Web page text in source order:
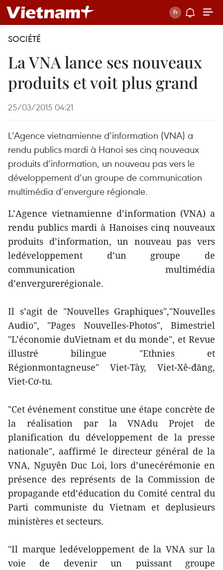
SOCIÉTÉ
La VNA lance ses nouveaux
produits et voit plus grand
25/03/2015 04:21
L’Agence vietnamienne d’information (VNA) a
rendu publics mardi à Hanoi ses cinq nouveaux
produits d’information, un nouveau pas vers le
développement d’un groupe de communication
multimédia d’envergure régionale.
L’Agence vietnamienne d’information (VNA) a
rendu publics mardi à Hanoises cinq nouveaux
produits d’information, un nouveau pas vers
ledéveloppement d’un groupe de
communication multimédia
d’envergurerégionale.
Il s’agit de "Nouvelles Graphiques","Nouvelles
Audio", "Pages Nouvelles-Photos", Bimestriel
"L’économie duVietnam et du monde", et Revue
illustré bilingue "Ethnies et
Régionmontagneuse" Viet-Tày, Viet-Xê-đăng,
Viet-Cơ-tu.
"Cet événement constitue une étape concrète de
la réalisation par la VNAdu Projet de
planification du développement de la presse
nationale", aaffirmé le directeur général de la
VNA, Nguyên Duc Loi, lors d’unecérémonie en
présence des représents de la Commission de
propagande etd’éducation du Comité central du
Parti communiste du Vietnam et deplusieurs
ministères et secteurs.
"Il marque ledéveloppement de la VNA sur la
voie de devenir un puissant groupe